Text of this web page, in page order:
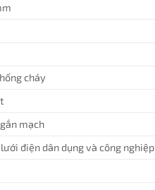
cháy
mạch
điện dân dụng và công nghiệp